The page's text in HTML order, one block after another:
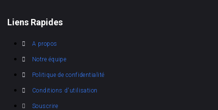
Liens Rapides
A propos
Notre équipe
Politique de confidentialité
Conditions d'utilisation
Souscrire